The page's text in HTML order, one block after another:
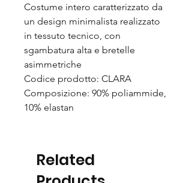
Costume intero caratterizzato da
un design minimalista realizzato
in tessuto tecnico, con
sgambatura alta e bretelle
asimmetriche
Codice prodotto: CLARA
Composizione: 90% poliammide,
10% elastan
Related